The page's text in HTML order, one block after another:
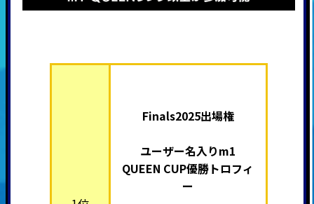
Finals2025出場権
ユーザー名入りm1
QUEEN CUP優勝トロフィ
ー